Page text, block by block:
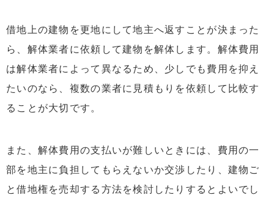
借地上の建物を更地にして地主へ返すことが決まった
ら、解体業者に依頼して建物を解体します。解体費用
は解体業者によって異なるため、少しでも費用を抑え
たいのなら、複数の業者に見積もりを依頼して比較す
ることが大切です。
また、解体費用の支払いが難しいときには、費用の一
部を地主に負担してもらえないか交渉したり、建物ご
と借地権を売却する方法を検討したりするとよいでし